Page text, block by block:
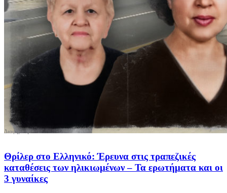
Θρίλερ στο Ελληνικό: Έρευνα στις τραπεζικές
καταθέσεις των ηλικιωμένων – Τα ερωτήματα και οι
3 γυναίκες